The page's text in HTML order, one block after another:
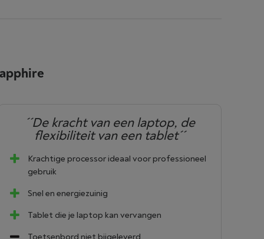
´´De kracht van een laptop, de
flexibiliteit van een tablet´´
Krachtige processor ideaal voor professioneel
gebruik
Snel en energiezuinig
Tablet die je laptop kan vervangen